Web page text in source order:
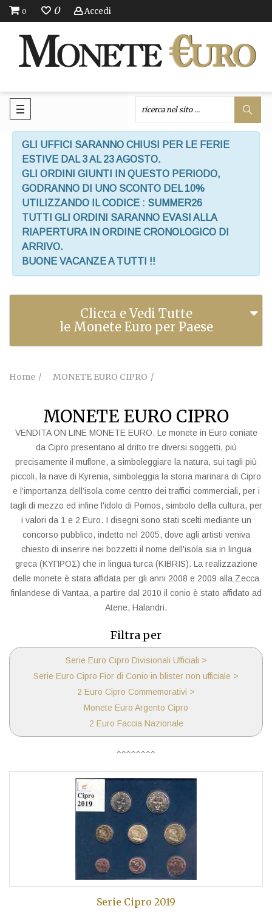
0 0 Accedi
GLI UFFICI SARANNO CHIUSI PER LE FERIE
ESTIVE DAL 3 AL 23 AGOSTO.
GLI ORDINI GIUNTI IN QUESTO PERIODO,
GODRANNO DI UNO SCONTO DEL 10%
UTILIZZANDO IL CODICE : SUMMER26
TUTTI GLI ORDINI SARANNO EVASI ALLA
RIAPERTURA IN ORDINE CRONOLOGICO DI
ARRIVO.
BUONE VACANZE A TUTTI !!
Clicca e Vedi Tutte
le Monete Euro per Paese
Home MONETE EURO CIPRO
MONETE EURO CIPRO
VENDITA ON LINE MONETE EURO. Le monete in Euro coniate
da Cipro presentano al dritto tre diversi soggetti, più
precisamente il muflone, a simboleggiare la natura, sui tagli più
piccoli, la nave di Kyrenia, simboleggia la storia marinara di Cipro
e l’importanza dell’isola come centro dei traffici commerciali, per i
tagli di mezzo ed infine l'idolo di Pomos, simbolo della cultura, per
i valori da 1 e 2 Euro. I disegni sono stati scelti mediante un
concorso pubblico, indetto nel 2005, dove agli artisti veniva
chiesto di inserire nei bozzetti il nome dell'isola sia in lingua
greca (ΚΥΠΡΟΣ) che in lingua turca (KIBRIS). La realizzazione
delle monete è stata affidata per gli anni 2008 e 2009 alla Zecca
finlandese di Vantaa, a partire dal 2010 il conio è stato affidato ad
Atene, Halandri.
Filtra per
Serie Euro Cipro Divisionali Ufficiali >
Serie Euro Cipro Fior di Conio in blister non ufficiale >
2 Euro Cipro Commemorativi >
Monete Euro Argento Cipro
2 Euro Faccia Nazionale
Serie Cipro 2019